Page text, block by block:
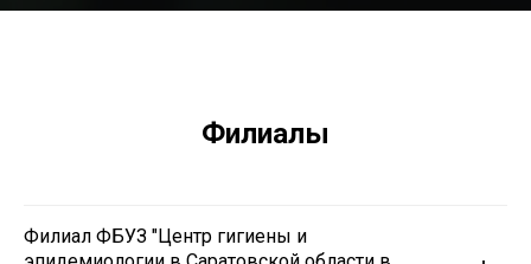
Филиалы
Филиал ФБУЗ "Центр гигиены и